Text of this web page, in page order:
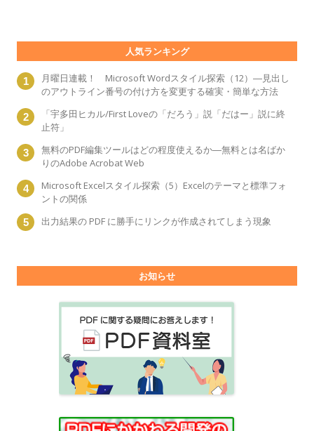
人気ランキング
月曜日連載！ Microsoft Wordスタイル探索（12）―見出し
のアウトライン番号の付け方を変更する確実・簡単な方法
「宇多田ヒカル/First Loveの「だろう」説「だはー」説に終
止符」
無料のPDF編集ツールはどの程度使えるか―無料とは名ばか
りのAdobe Acrobat Web
Microsoft Excelスタイル探索（5）Excelのテーマと標準フォ
ントの関係
出力結果の PDF に勝手にリンクが作成されてしまう現象
お知らせ